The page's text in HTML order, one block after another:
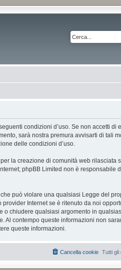
condizioni d’uso. Se non accetti di
sarà nostra premura avvisarti di tali
delle condizioni d’uso.
per la creazione di comunità web rilasciata
phpBB Limited non è responsabile
può violare una qualsiasi Legge del
Internet se è ritenuto da noi
o chiudere qualsiasi argomento in
Al contempo queste informazioni non
queste informazioni.
Tutti gli
Cancella cookie